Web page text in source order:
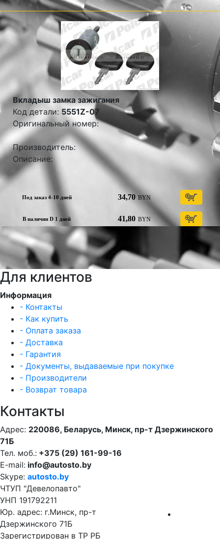
Вкладыш замка зажигания
Код детали: 5551Z-07
Оригинальный номер:
Производитель:
Описание:
Под заказ 4-10 дней 34,70 BYN
В наличии D 1 дней 41,80 BYN
Для клиентов
Информация
- Контакты
- Как купить
- Оплата заказа
- Доставка
- Гарантия
- Документы, выдаваемые при покупке
- Производители
- Возврат товара
Контакты
Адрес: 220086, Беларусь, Минск, пр-т Дзержинского
71Б
Тел. моб.: +375 (29) 161-99-16
E-mail: info@autosto.by
Skype: autosto.by
ЧТУП "Девелопавто"
УНП 191792211
Юр. адрес: г.Минск, пр-т
Дзержинского 71Б
Зарегистрирован в ТР РБ